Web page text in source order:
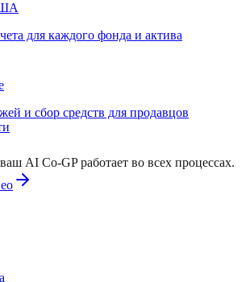
для каждого фонда и актива
и сбор средств для продавцов
AI Co-GP работает во всех процессах.